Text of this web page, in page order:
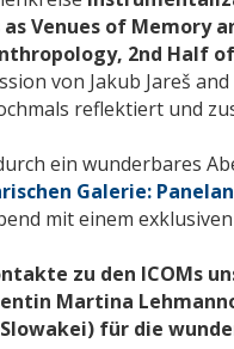
as Venues of Memory
2nd Half
von Jakub Jareš and
reflektiert und
ein wunderbares
Galerie:
mit einem
zu den ICOMs
Martina
Slowakei) für die